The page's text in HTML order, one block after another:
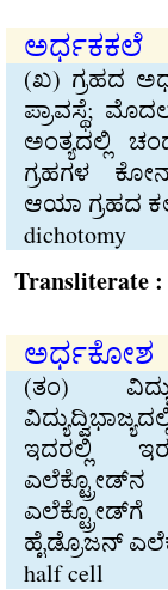
ಅರ್ಧಕಕಲೆ
(ಖ) ಗ್ರಹದ
ಪ್ರಾವಸ್ಥೆ;
ಅಂತ್ಯದಲ್ಲಿ
ಗ್ರಹಗಳ
ಆಯಾ ಗ್ರಹದ
dichotomy
:
ಅರ್ಧಕೋಶ
(ತಂ)
ಇದರಲ್ಲಿ
ಹೈಡ್ರೊಜನ್
half cell